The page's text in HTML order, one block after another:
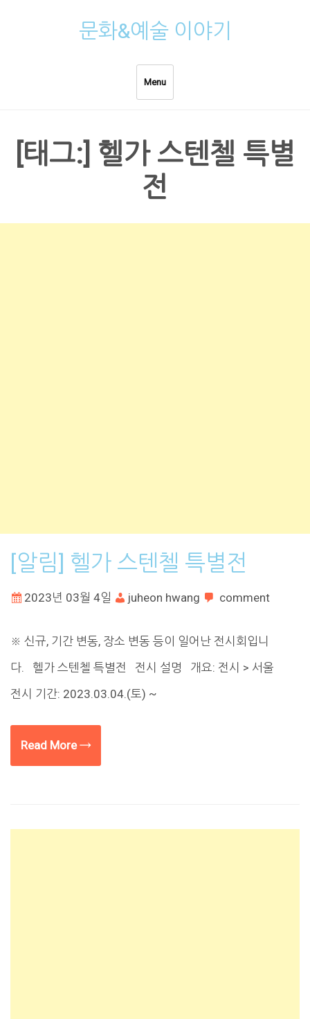
문화&예술 이야기
Menu
[태그:] 헬가 스텐첼 특별
전
[알림] 헬가 스텐첼 특별전
2023년 03월 4일 juheon hwang comment
※ 신규, 기간 변동, 장소 변동 등이 일어난 전시회입니
다. 헬가 스텐첼 특별전 전시 설명 개요: 전시 > 서울
전시 기간: 2023.03.04.(토) ~
Read More →